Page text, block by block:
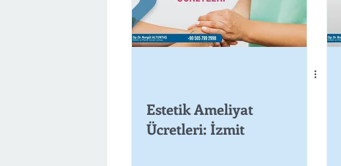
Estetik Ameliyat
Ücretleri: İzmit